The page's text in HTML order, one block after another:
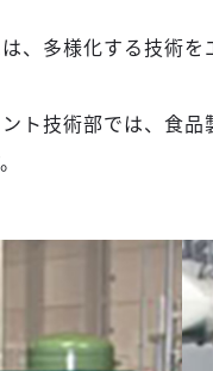
、多様化する技術
ト技術部では、食